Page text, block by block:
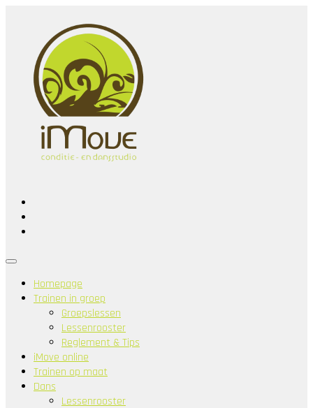
Homepage
Trainen in groep
Groepslessen
Lessenrooster
Reglement & Tips
iMove online
Trainen op maat
Dans
Lessenrooster